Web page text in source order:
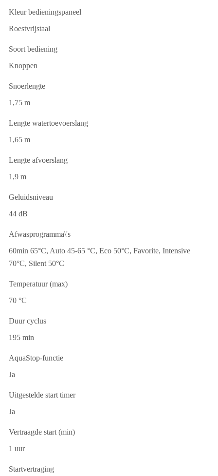
Kleur bedieningspaneel
Roestvrijstaal
Soort bediening
Knoppen
Snoerlengte
1,75 m
Lengte watertoevoerslang
1,65 m
Lengte afvoerslang
1,9 m
Geluidsniveau
44 dB
Afwasprogramma\'s
60min 65°C, Auto 45-65 °C, Eco 50°C, Favorite, Intensive
70°C, Silent 50°C
Temperatuur (max)
70 °C
Duur cyclus
195 min
AquaStop-functie
Ja
Uitgestelde start timer
Ja
Vertraagde start (min)
1 uur
Startvertraging